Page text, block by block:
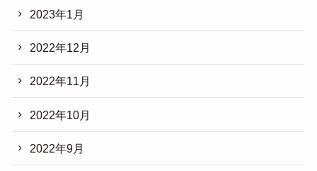
2023年1月
2022年12月
2022年11月
2022年10月
2022年9月